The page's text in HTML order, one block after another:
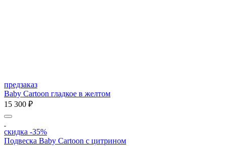
предзаказ
Baby Cartoon гладкое в желтом
15 300 ₽
скидка -35%
Подвеска Baby Cartoon с цитрином